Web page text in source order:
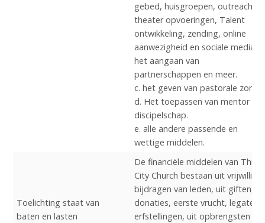
gebed, huisgroepen, outreach,
theater opvoeringen, Talent
ontwikkeling, zending, online
aanwezigheid en sociale media,
het aangaan van
partnerschappen en meer.
c. het geven van pastorale zorg.
d. Het toepassen van mentor en
discipelschap.
e. alle andere passende en
wettige middelen.
Toelichting staat van
baten en lasten
De financiële middelen van Thrive
City Church bestaan uit vrijwillige
bijdragen van leden, uit giften,
donaties, eerste vrucht, legaten,
erfstellingen, uit opbrengsten